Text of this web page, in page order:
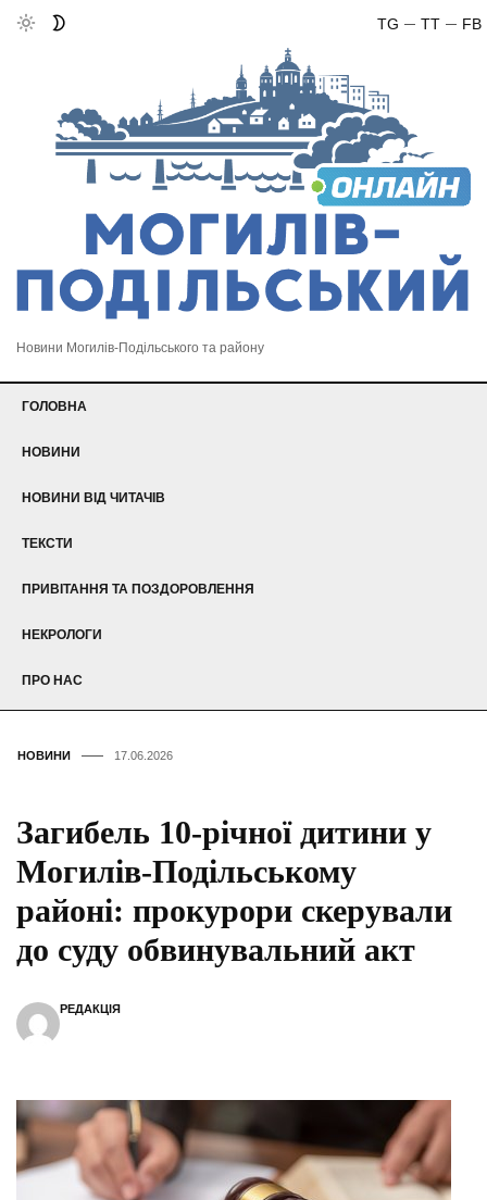
FB
TT
TG
Новини Могилів-Подільського та району
ГОЛОВНА
НОВИНИ
НОВИНИ ВІД ЧИТАЧІВ
ТЕКСТИ
ПРИВІТАННЯ ТА ПОЗДОРОВЛЕННЯ
НЕКРОЛОГИ
ПРО НАС
НОВИНИ 17.06.2026
Загибель 10-річної дитини у
Могилів-Подільському
районі: прокурори скерували
до суду обвинувальний акт
РЕДАКЦІЯ